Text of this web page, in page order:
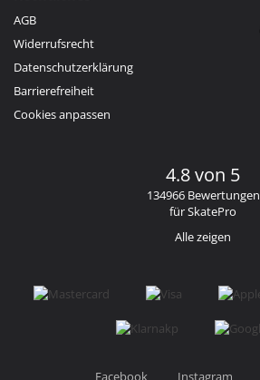
AGB
Widerrufsrecht
Datenschutzerklärung
Barrierefreiheit
Cookies anpassen
4.8 von 5
134966 Bewertungen
für SkatePro
Alle zeigen
Facebook Instagram